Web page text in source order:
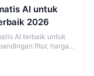
AI untuk
2026
AI terbaik untuk
fitur, harga,